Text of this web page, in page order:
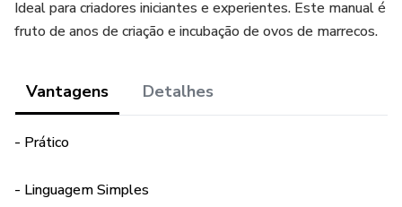
Ideal para criadores iniciantes e experientes. Este manual é
fruto de anos de criação e incubação de ovos de marrecos.
Vantagens Detalhes
- Prático
- Linguagem Simples